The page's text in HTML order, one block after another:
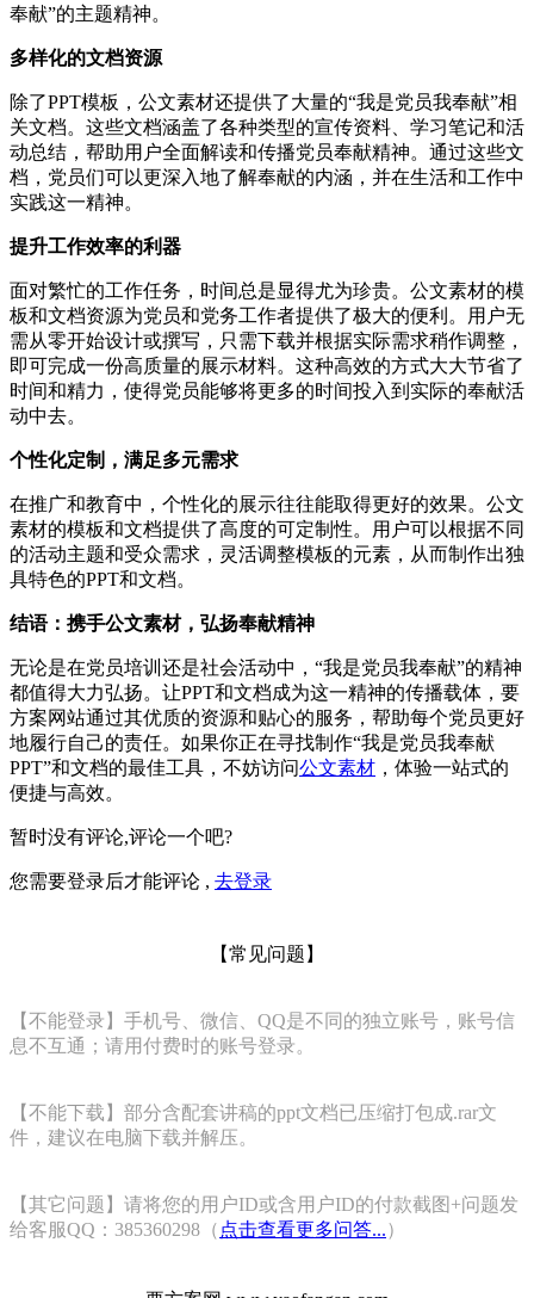
奉献”的主题精神。
多样化的文档资源
除了PPT模板，公文素材还提供了大量的“我是党员我奉献”相
关文档。这些文档涵盖了各种类型的宣传资料、学习笔记和活
动总结，帮助用户全面解读和传播党员奉献精神。通过这些文
档，党员们可以更深入地了解奉献的内涵，并在生活和工作中
实践这一精神。
提升工作效率的利器
面对繁忙的工作任务，时间总是显得尤为珍贵。公文素材的模
板和文档资源为党员和党务工作者提供了极大的便利。用户无
需从零开始设计或撰写，只需下载并根据实际需求稍作调整，
即可完成一份高质量的展示材料。这种高效的方式大大节省了
时间和精力，使得党员能够将更多的时间投入到实际的奉献活
动中去。
个性化定制，满足多元需求
在推广和教育中，个性化的展示往往能取得更好的效果。公文
素材的模板和文档提供了高度的可定制性。用户可以根据不同
的活动主题和受众需求，灵活调整模板的元素，从而制作出独
具特色的PPT和文档。
结语：携手公文素材，弘扬奉献精神
无论是在党员培训还是社会活动中，“我是党员我奉献”的精神
都值得大力弘扬。让PPT和文档成为这一精神的传播载体，要
方案网站通过其优质的资源和贴心的服务，帮助每个党员更好
地履行自己的责任。如果你正在寻找制作“我是党员我奉献
PPT”和文档的最佳工具，不妨访问公文素材 ，体验一站式的
便捷与高效。
暂时没有评论,评论一个吧?
您需要登录后才能评论 , 去登录
【常见问题】
【不能登录】手机号、微信、QQ是不同的独立账号，账号信
息不互通；请用付费时的账号登录。
【不能下载】部分含配套讲稿的ppt文档已压缩打包成.rar文
件，建议在电脑下载并解压。
【其它问题】请将您的用户ID或含用户ID的付款截图+问题发
给客服QQ：385360298（ 点击查看更多问答...）